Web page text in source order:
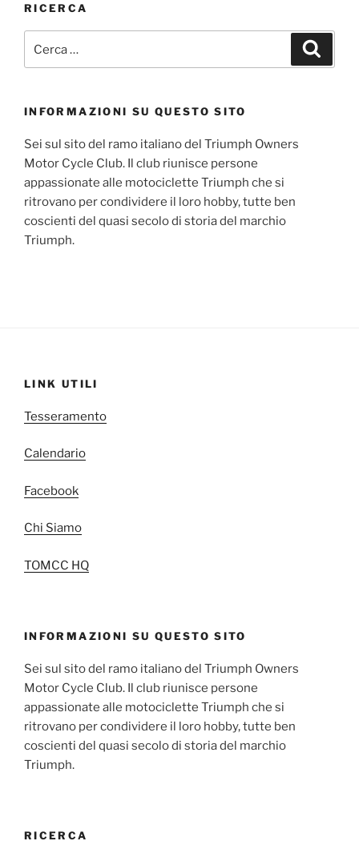
RICERCA
INFORMAZIONI SU QUESTO SITO
Sei sul sito del ramo italiano del Triumph Owners
Motor Cycle Club. Il club riunisce persone
appassionate alle motociclette Triumph che si
ritrovano per condividere il loro hobby, tutte ben
coscienti del quasi secolo di storia del marchio
Triumph.
LINK UTILI
Tesseramento
Calendario
Facebook
Chi Siamo
TOMCC HQ
INFORMAZIONI SU QUESTO SITO
Sei sul sito del ramo italiano del Triumph Owners
Motor Cycle Club. Il club riunisce persone
appassionate alle motociclette Triumph che si
ritrovano per condividere il loro hobby, tutte ben
coscienti del quasi secolo di storia del marchio
Triumph.
RICERCA